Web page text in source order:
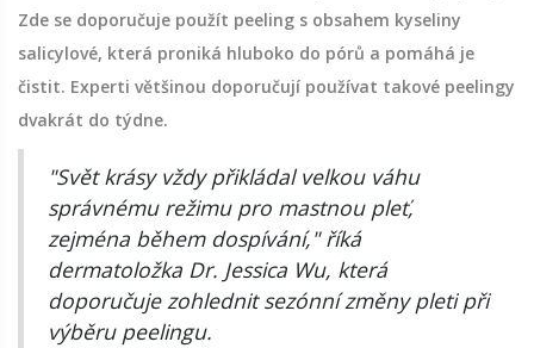
Zde se doporučuje použít peeling s obsahem kyseliny
salicylové, která proniká hluboko do pórů a pomáhá je
čistit. Experti většinou doporučují používat takové peelingy
dvakrát do týdne.
"Svět krásy vždy přikládal velkou váhu
správnému režimu pro mastnou pleť,
zejména během dospívání," říká
dermatoložka Dr. Jessica Wu, která
doporučuje zohlednit sezónní změny pleti při
výběru peelingu.